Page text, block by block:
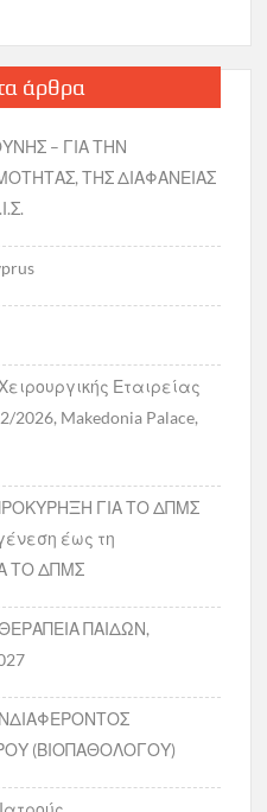
άρθρα
– ΓΙΑ ΤΗΝ
ΤΗΣ ΔΙΑΦΑΝΕΙΑΣ
Εταιρείας
2026, Makedonia Palace,
ΓΙΑ ΤΟ ΔΠΜΣ
έως τη
ΤΟ ΔΠΜΣ
ΠΑΙΔΩΝ,
(ΒΙΟΠΑΘΟΛΟΓΟΥ)